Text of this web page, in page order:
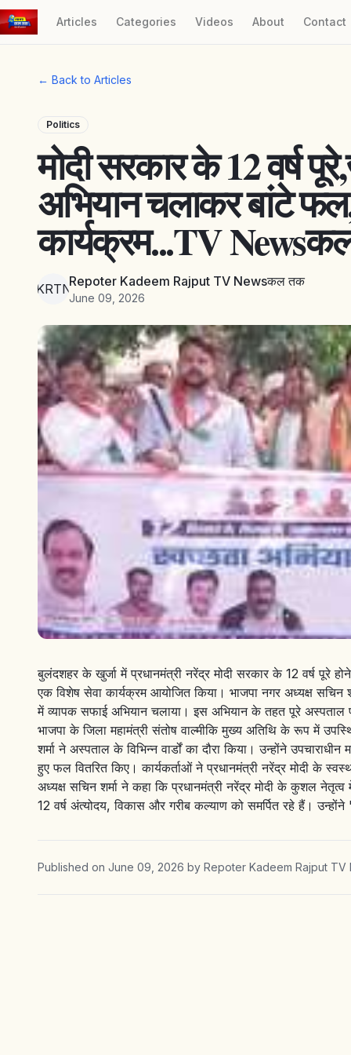
Articles Categories Videos About Contact
← Back to Articles
Politics
मोदी सरकार के 12 वर्ष
अभियान चलाकर बांटे
कार्यक्रम...TV
RKRTNतRepoter Kadeem Rajput TV Newsकल तक
June 09, 2026
बुलंदशहर के खुर्जा में प्रधानमंत्री नरेंद्र मोदी सरकार के 12 वर्ष पूरे
एक विशेष सेवा कार्यक्रम आयोजित किया। भाजपा नगर अध्यक्ष सचिन
में व्यापक सफाई अभियान चलाया। इस अभियान के तहत पूरे
भाजपा के जिला महामंत्री संतोष वाल्मीकि मुख्य अतिथि के रूप में
शर्मा ने अस्पताल के विभिन्न वार्डों का दौरा किया। उन्होंने
हुए फल वितरित किए। कार्यकर्ताओं ने प्रधानमंत्री नरेंद्र मोदी के
अध्यक्ष सचिन शर्मा ने कहा कि प्रधानमंत्री नरेंद्र मोदी के कुशल
12 वर्ष अंत्योदय, विकास और गरीब कल्याण को समर्पित रहे हैं।
Published on June 09, 2026 by Repoter Kadeem Rajput